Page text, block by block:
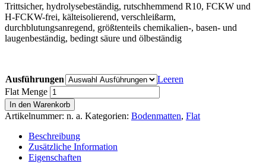
Trittsicher, hydrolysebeständig, rutschhemmend R10, FCKW und
H-FCKW-frei, kälteisolierend, verschleißarm,
durchblutungsanregend, größtenteils chemikalien-, basen- und
laugenbeständig, bedingt säure und ölbeständig
Ausführungen
Leeren
Flat Menge
In den Warenkorb
Artikelnummer: n. a. Kategorien: Bodenmatten, Flat
Beschreibung
Zusätzliche Information
Eigenschaften